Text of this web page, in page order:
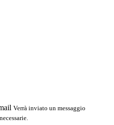
Verrà inviato un messaggio